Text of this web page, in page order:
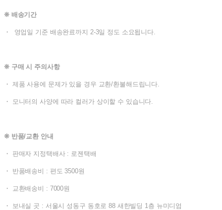
❊ 배송기간
・ 영업일 기준 배송완료까지 2-3일 정도 소요됩니다.
❊ 구매 시 주의사항
・ 제품 사용에 문제가 있을 경우 교환/환불해드립니다.
・ 모니터의 사양에 따라 컬러가 상이할 수 있습니다.
❊ 반품/교환 안내
・ 판매자 지정택배사 : 로젠택배
・ 반품배송비 : 편도 3500원
・ 교환배송비 : 7000원
・ 보내실 곳 : 서울시 성동구 동호로 88 새한빌딩 1층 뉴미디엄